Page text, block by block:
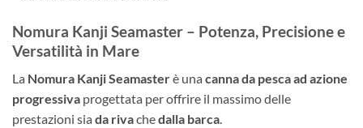
Nomura Kanji Seamaster – Potenza, Precisione e
Versatilità in Mare
La Nomura Kanji Seamasterè una canna da pesca ad azione
progressiva progettata per offrire il massimo delle
prestazioni sia da rivachedalla barca.